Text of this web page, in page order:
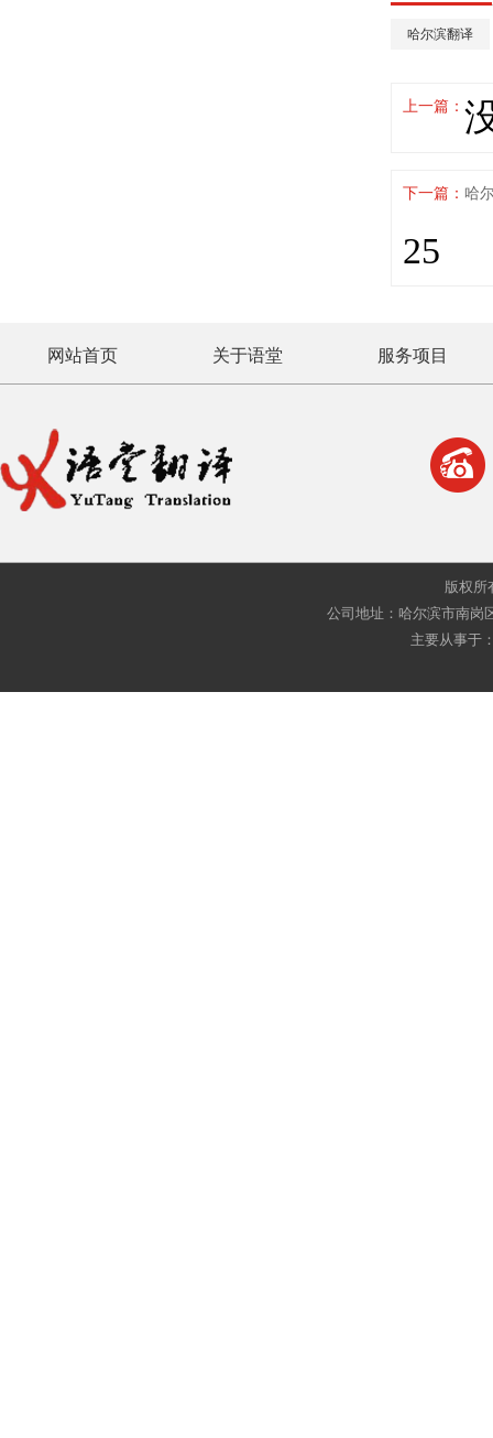
哈尔滨翻译
上一篇：
下一篇： 哈
25
网站首页 关于语堂 服务项目
版权
公司地址：哈尔滨市南
主要从事于